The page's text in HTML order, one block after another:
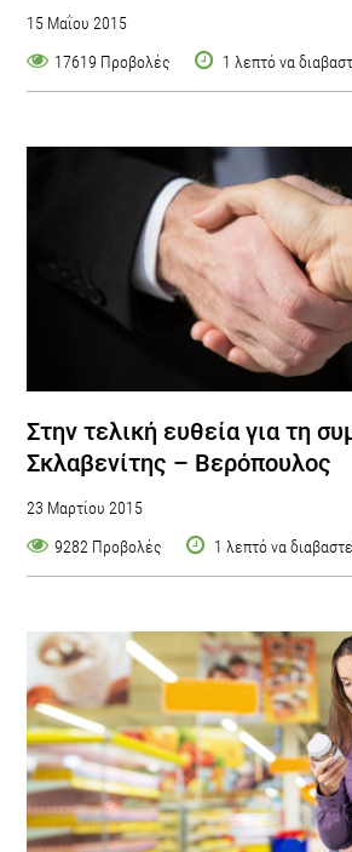
15 Μαΐου 2015
17619 Προβολές
1 λεπτό να
Στην τελική ευθεία για τη
Σκλαβενίτης – Βερόπουλος
23 Μαρτίου 2015
9282 Προβολές
1 λεπτό να